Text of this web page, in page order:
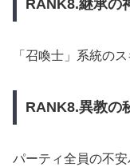
RANK8.継承の
「召喚士」系統の
RANK8.異教の
パーティ全員の不